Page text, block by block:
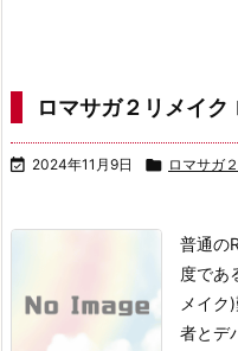
ロマサガ２リメイク
 2024年11月9日  ロマサガ
普通の
度であ
メイク
者とデ